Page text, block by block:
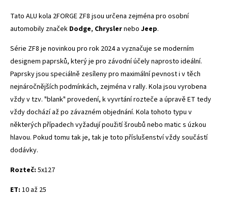
Tato ALU kola 2FORGE ZF8 jsou určena zejména pro osobní
automobily značek Dodge, Chryslernebo Jeep.
Série ZF8 je novinkou pro rok 2024 a vyznačuje se moderním
designem paprsků, který je pro závodní účely naprosto ideální.
Paprsky jsou speciálně zesíleny pro maximální pevnost i v těch
nejnáročnějších podmínkách, zejména v rally. Kola jsou vyrobena
vždy v tzv. "blank" provedení, k vyvrtání rozteče a úpravě ET tedy
vždy dochází až po závazném objednání. Kola tohoto typu v
některých případech vyžadují použití šroubů nebo matic s úzkou
hlavou. Pokud tomu tak je, tak je toto příslušenství vždy součástí
dodávky.
Rozteč: 5x127
ET: 10 až 25